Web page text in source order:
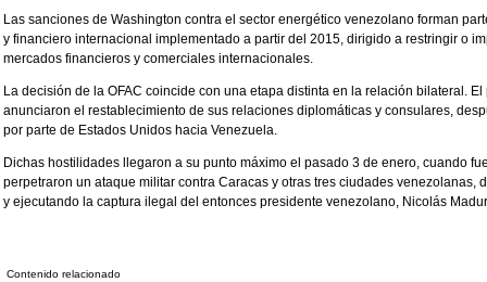
Las sanciones de Washington contra el sector energético venezolano forman
y financiero internacional implementado a partir del 2015, dirigido a restringir o
mercados financieros y comerciales internacionales.
La decisión de la OFAC coincide con una etapa distinta en la relación bilateral.
anunciaron el restablecimiento de sus relaciones diplomáticas y consulares,
por parte de Estados Unidos hacia Venezuela.
Dichas hostilidades llegaron a su punto máximo el pasado 3 de enero, cuando
perpetraron un ataque militar contra Caracas y otras tres ciudades venezolanas,
y ejecutando la captura ilegal del entonces presidente venezolano, Nicolás
Contenido relacionado